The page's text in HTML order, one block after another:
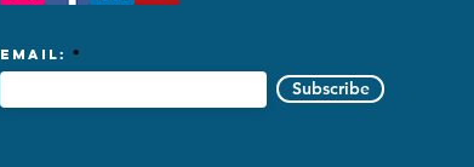
Email:
Subscribe